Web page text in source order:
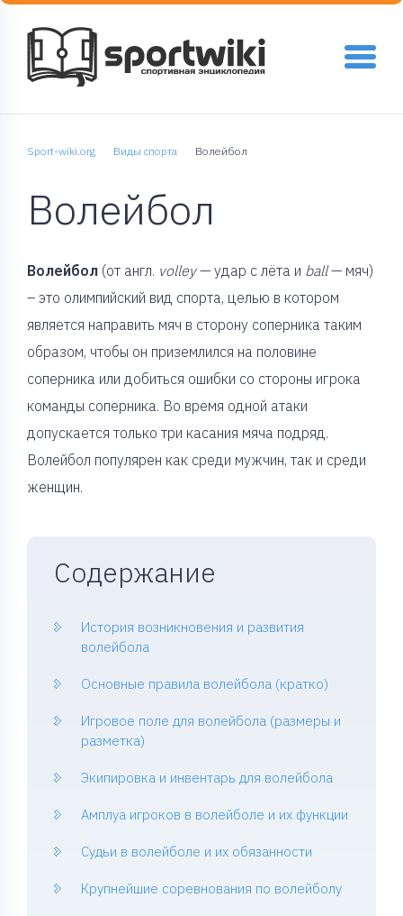
Sport-wiki.org Виды спорта Волейбол
Волейбол
Волейбол (от англ. volley— удар с лёта и ball— мяч)
– это олимпийский вид спорта, целью в котором
является направить мяч в сторону соперника таким
образом, чтобы он приземлился на половине
соперника или добиться ошибки со стороны игрока
команды соперника. Во время одной атаки
допускается только три касания мяча подряд.
Волейбол популярен как среди мужчин, так и среди
женщин.
Содержание
История возникновения и развития
волейбола
Основные правила волейбола (кратко)
Игровое поле для волейбола (размеры и
разметка)
Экипировка и инвентарь для волейбола
Амплуа игроков в волейболе и их функции
Судьи в волейболе и их обязанности
Крупнейшие соревнования по волейболу